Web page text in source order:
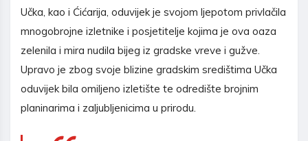
Učka, kao i Ćićarija, oduvijek je svojom ljepotom privlačila
mnogobrojne izletnike i posjetitelje kojima je ova oaza
zelenila i mira nudila bijeg iz gradske vreve i gužve.
Upravo je zbog svoje blizine gradskim središtima Učka
oduvijek bila omiljeno izletište te odredište brojnim
planinarima i zaljubljenicima u prirodu.